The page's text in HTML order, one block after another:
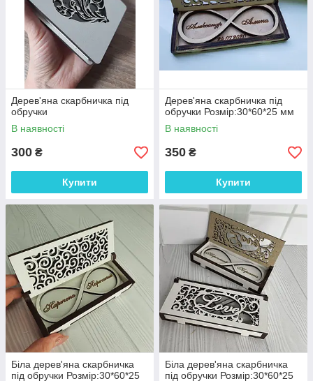
Дерев'яна скарбничка під
обручки
В наявності
300 ₴
Купити
Дерев'яна скарбничка під
обручки Розмір:30*60*25 мм
В наявності
350 ₴
Купити
Біла дерев'яна скарбничка
під обручки Розмір:30*60*25
Біла дерев'яна скарбничка
під обручки Розмір:30*60*25